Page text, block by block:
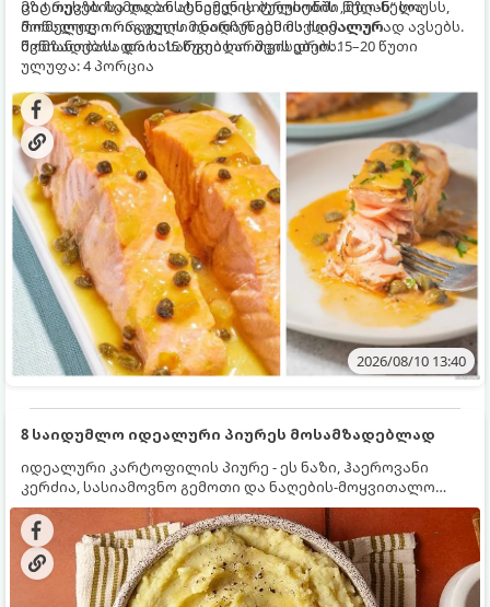
ციტრუსებისა და ბოსტნეულის ბულიონში ნელ-ნელა
მოწალული ორაგული ინარჩუნებს მაქსიმალურ
წვნიანობასა და სასარგებლო თვისებებს.
მზა თევზს ზემოდან ასხამენ ციტრუსების „მზიან“ სოუსს,
რომელიც ორაგულის მდიდარ გემოს იდეალურად ავსებს.
მომზადების დრო: 15 წუთი ხარშვის დრო: 15–20 წუთი
ულუფა: 4 პორცია
2026/08/10 13:40
8 საიდუმლო იდეალური პიურეს მოსამზადებლად
იდეალური კარტოფილის პიურე - ეს ნაზი, ჰაეროვანი
კერძია, სასიამოვნო გემოთი და ნაღების-მოყვითალო
ფერით. მისი მომზადება ძალიან მარტივია, მაგრამ
არსებობს რამდენიმე საიდუმლო, რომლებიც უნდა
იცოდეთ, რომ პიურე იდეალურად გემრიელი გამოვიდეს.